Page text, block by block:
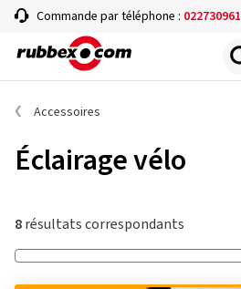
Commande par téléphone : 022730961
Accessoires
Éclairage vélo
8résultats correspondants